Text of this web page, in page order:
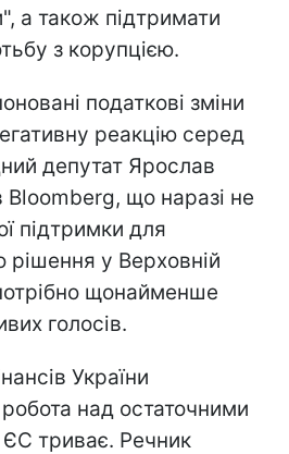
а також підтримати
з корупцією.
податкові зміни
реакцію серед
депутат Ярослав
що наразі не
підтримки для
рішення у Верховній
щонайменше
голосів.
України
над остаточними
триває. Речник